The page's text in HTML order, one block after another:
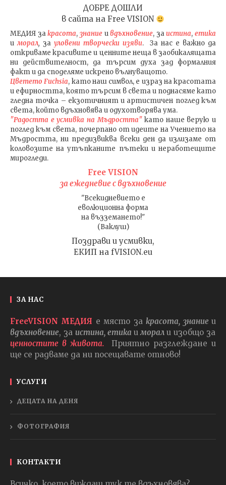
ДОБРЕ ДОШЛИ
в сайта на Free VISION
МЕДИЯ закрасота, знаниеивдъхновение, заистина, етика
иморал, за уловени творчески изяви. За нас е важно да
откриваме красивите и ценните неща в заобикалящата
ни действителност, да търсим духа зад формалния
факт и да споделяме искрено вълнуващото.
Цветето Fuchsia, като наш символ, е израз на красотата
и ефирността, която търсим в света и поднасяме като
гледна точка – екзотичният и артистичен поглед към
света, който вдъхновява и одухотворява ума.
"Радостта е усмивка на Мъдростта" като наше верую и
поглед към света, почерпано от идеите на Учението на
Мъдростта, ни предизвиква всеки ден да излизаме от
коловозите на утъпканите пътеки и неработещите
мирогледи.
Free VISION
за ежедневие с вдъхновение
"Всекидневието е
еволюционна форма
на възземането!"
(Ваклуш)
Поздрави и усмивки,
ЕКИП на fVISION.eu
ЗА НАС
FreeVISION МЕДИЯ е място закрасота, знаниеи
вдъхновение, за истина, етика и морали изобщо за
ценностите в живота.
Приятно разглеждане и
ще се радваме да ни посещавате отново!
УСЛУГИ
ДЕЦАТА НА ДЕНЯ
ФОТОГРАФИЯ
КОНТАКТИ